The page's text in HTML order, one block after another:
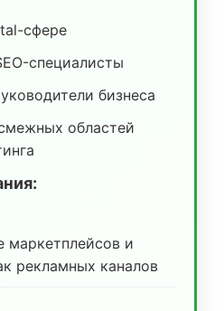
сфере
специалисты
бизнеса
областей
маркетплейсов и
рекламных каналов